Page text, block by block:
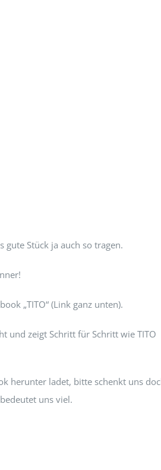
Stück ja auch so tragen.
„TITO“ (Link ganz unten).
und zeigt Schritt für Schritt wie TITO
herunter ladet, bitte schenkt uns
uns viel.